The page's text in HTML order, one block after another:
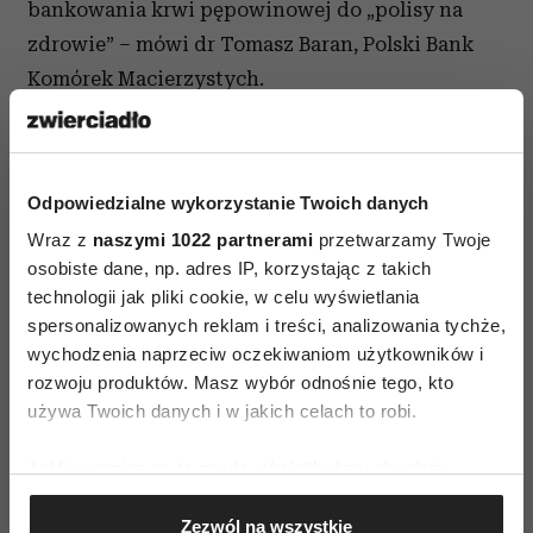
Odpowiedzialne wykorzystanie Twoich danych
Wraz z naszymi 1022 partnerami przetwarzamy Twoje
osobiste dane, np. adres IP, korzystając z takich
technologii jak pliki cookie, w celu wyświetlania
spersonalizowanych reklam i treści, analizowania tychże,
wychodzenia naprzeciw oczekiwaniom użytkowników i
rozwoju produktów. Masz wybór odnośnie tego, kto
używa Twoich danych i w jakich celach to robi.
Gromadzić dane dotyczące Twojej lokalizacji
Zezwól na wszystkie
bankowania krwi pępowinowej do „polisy na
zdrowie” – mówi dr Tomasz Baran, Polski Bank
Komórek Macierzystych.
Kobiety w ciąży biorące udział w badaniu zostały
ważności wydatków związanych z narodzinami
dziecka. W czołówce rankingu znalazły się m.in.:
wyprawkado szpitala (70% mam debiutantek
i 62% doświadczonych), wyposażenie pokoiku
dla dziecka (odpowiednio 40 i 33%), fotelik
o maksymalnych parametrach bezpieczeństwa
i ergonomii (36 i 41%), ubezpieczenie zdrowotne
zbankowanie krwi pępowinowej (17 i 32%).